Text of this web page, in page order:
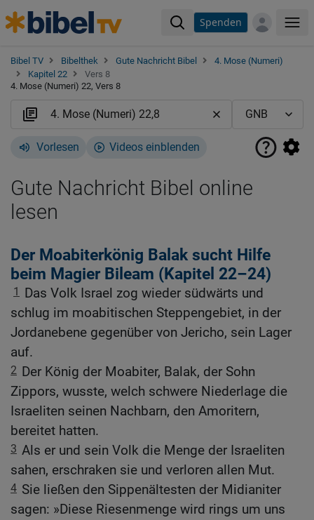
Spenden
Bibel TV Bibelthek Gute Nachricht Bibel
4. Mose (Numeri)
Kapitel 22
Vers 8
4. Mose (Numeri) 22, Vers 8
Vorlesen Videos einblenden
Gute Nachricht Bibel online
lesen
Der Moabiterkönig Balak sucht Hilfe
beim Magier Bileam (Kapitel 22–24)
1 Das Volk Israel zog wieder südwärts und
schlug im moabitischen Steppengebiet, in der
Jordanebene gegenüber von Jericho, sein Lager
auf.
2 Der König der Moabiter, Balak, der Sohn
Zippors, wusste, welch schwere Niederlage die
Israeliten seinen Nachbarn, den Amoritern,
bereitet hatten.
3 Als er und sein Volk die Menge der Israeliten
sahen, erschraken sie und verloren allen Mut.
4 Sie ließen den Sippenältesten der Midianiter
sagen: »Diese Riesenmenge wird rings um uns